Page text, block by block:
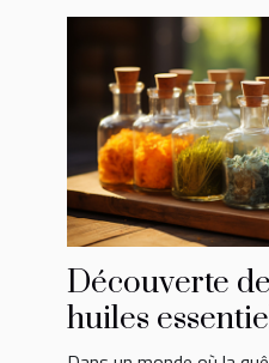
Découverte
huiles